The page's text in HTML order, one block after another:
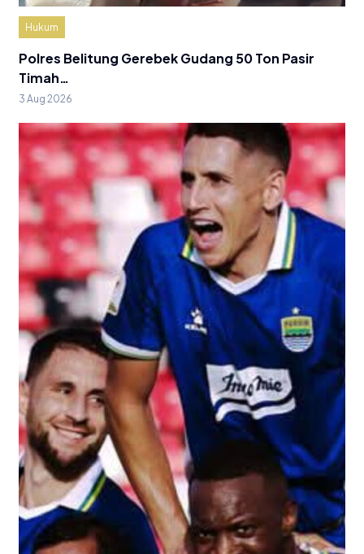
Hukum
Polres Belitung Gerebek Gudang 50 Ton Pasir
Timah…
3 Aug 2026